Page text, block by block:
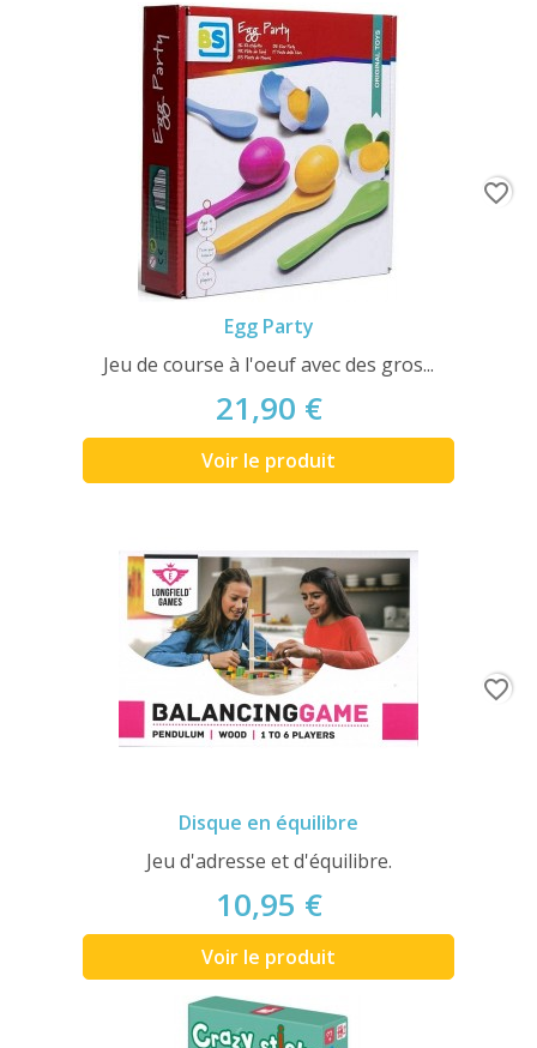
Egg Party
Jeu de course à l'oeuf avec des gros...
21,90 €
Voir le produit
favorite_border
Disque en équilibre
Jeu d'adresse et d'équilibre.
10,95 €
Voir le produit
favorite_border